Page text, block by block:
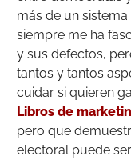
más de un
siempre me ha
y sus defectos,
tantos y tantos
cuidar si quieren
Libros de
pero que
electoral puede